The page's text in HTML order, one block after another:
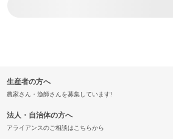
生産者の方へ
農家さん・漁師さんを募集しています!
法人・自治体の方へ
アライアンスのご相談はこちらから